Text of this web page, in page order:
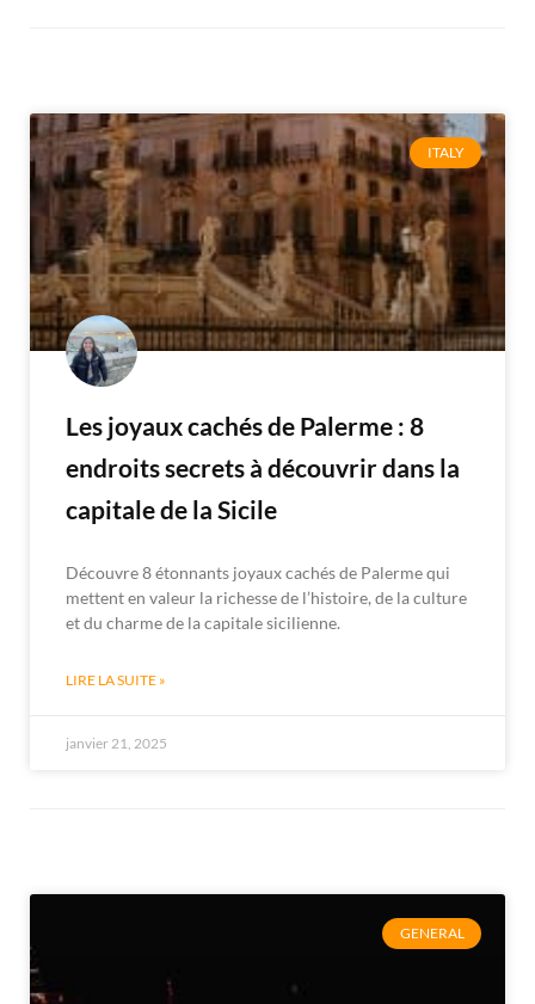
ITALY
Les joyaux cachés de Palerme : 8
endroits secrets à découvrir dans la
capitale de la Sicile
Découvre 8 étonnants joyaux cachés de Palerme qui
mettent en valeur la richesse de l’histoire, de la culture
et du charme de la capitale sicilienne.
LIRE LA SUITE »
janvier 21, 2025
GENERAL